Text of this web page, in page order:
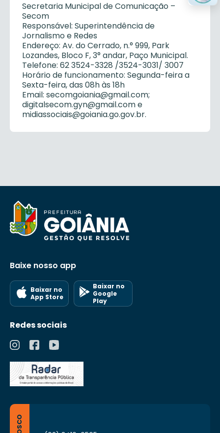
Secretaria Municipal de Comunicação –
Secom
Responsável: Superintendência de
Jornalismo e Redes
Endereço: Av. do Cerrado, n.° 999, Park
Lozandes, Bloco F, 3° andar, Paço Municipal.
Telefone: 62 3524-3328 /3524-3031/ 3007
Horário de funcionamento: Segunda-feira a
Sexta-feira, das 08h às 18h
Email: secomgoiania@gmail.com;
digitalsecom.gyn@gmail.com e
midiassociais@goiania.go.gov.br.
Baixe nosso app
Baixar no
App Store
Baixar no
Google
Play
Redes sociais